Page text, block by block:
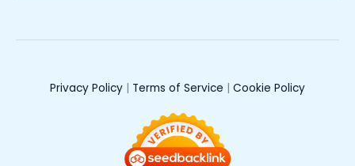
Privacy Policy | Terms of Service | Cookie Policy